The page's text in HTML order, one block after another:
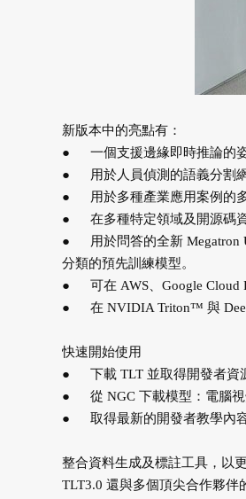
新版本中的亮點有：
●
一個支援邊緣即時推論的
●
用於人員偵測的語義分割網
●
用於多種產業應用案例的
●
在多種特定領域及開源碼
●
用於問答的全新
分類的預先訓練模型。
●
可在 AWS、Google Cloud
●
在 NVIDIA Triton™ 與
快速開始使用
●
下載 TLT 並取得開發者資
●
從 NGC 下載模型：電腦
●
取得最新的開發者教學內
整合資料生成及標註工具，以
TLT3.0 還與多個頂尖合作夥